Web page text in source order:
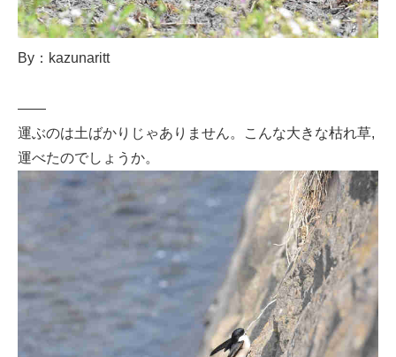
By：kazunaritt
——
運ぶのは土ばかりじゃありません。こんな大きな枯れ草,
運べたのでしょうか。